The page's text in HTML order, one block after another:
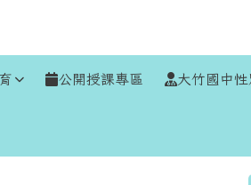
公開授課專區 大竹國中